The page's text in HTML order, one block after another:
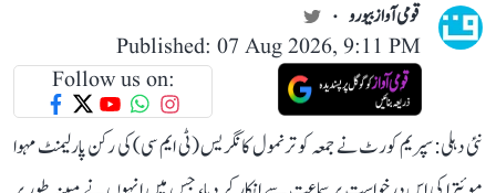
قومی آواز بیورو
Published: 07 Aug 2026, 9:11 PM
Follow us on:
نئی دہلی: سپریم کورٹ نے جمعہ کو ترنمول کانگریس (ٹی ایم سی) کی رکن پارلیمنٹ مہوا